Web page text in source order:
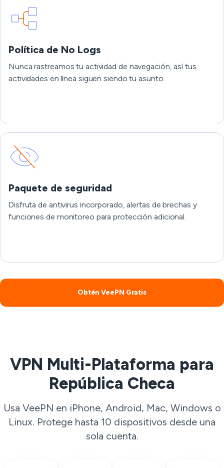
Política de No Logs
Nunca rastreamos tu actividad de navegación, así tus
actividades en línea siguen siendo tu asunto.
Paquete de seguridad
Disfruta de antivirus incorporado, alertas de brechas y
funciones de monitoreo para protección adicional.
Obtén VeePN Gratis
VPN Multi-Plataforma para
República Checa
Usa VeePN en iPhone, Android, Mac, Windows o
Linux. Protege hasta 10 dispositivos desde una
sola cuenta.